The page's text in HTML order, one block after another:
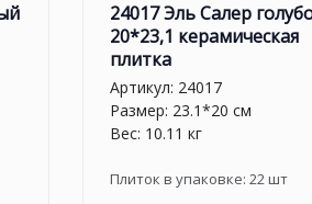
24017 Эль Салер
20*23,1 керамическая
плитка
Артикул: 24017
Размер: 23.1*20 см
Вес: 10.11 кг
Плиток в упаковке: 22 шт